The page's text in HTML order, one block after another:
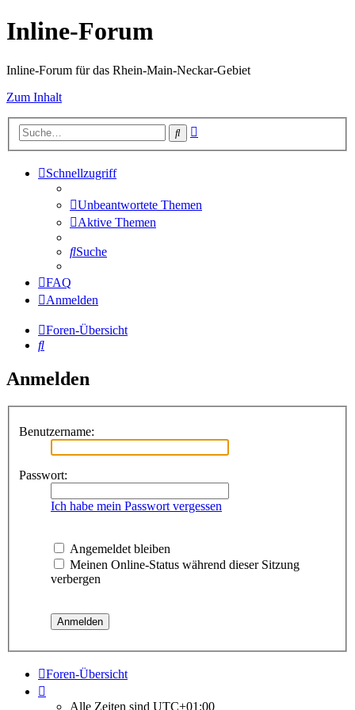
Inline-Forum
Inline-Forum für das Rhein-Main-Neckar-Gebiet
Zum Inhalt
Suche
Schnellzugriff
Unbeantwortete Themen
Aktive Themen
Suche
FAQ
Anmelden
Foren-Übersicht
Suche
Anmelden
Benutzername:
Passwort:
Ich habe mein Passwort vergessen
Angemeldet bleiben
Meinen Online-Status während dieser Sitzung
verbergen
Foren-Übersicht
Alle Zeiten sind UTC+01:00